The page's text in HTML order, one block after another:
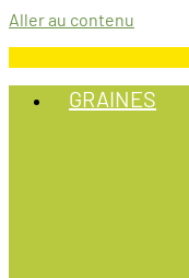
Aller au contenu
GRAINES